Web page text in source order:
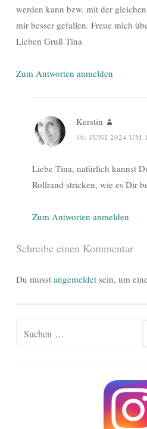
werden kann bzw. mit der
mir besser gefallen. Freue mich
Lieben Gruß Tina
Zum Antworten anmelden
Kerstin
16. JUNI 2024 UM
Liebe Tina, natürlich kannst
Rollrand stricken, wie es Dir
Zum Antworten anmelden
Schreibe einen Kommentar
Du musst angemeldet sein, um
Suchen